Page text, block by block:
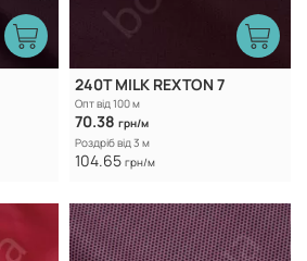
240T MILK REXTON 7
Опт від 100 м
70.38 грн/м
Роздріб від 3 м
104.65 грн/м